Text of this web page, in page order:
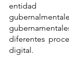
entidad
diferentes
digital.